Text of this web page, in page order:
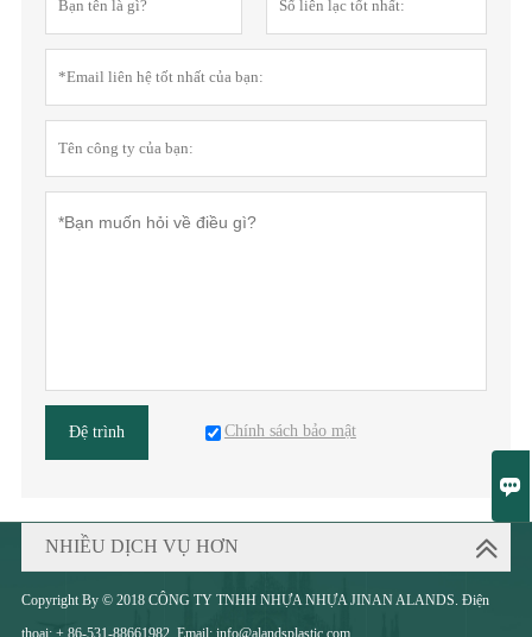

Đệ trình Chính sách bảo mật
NHIỀU DỊCH VỤ HƠN
Copyright By © 2018 CÔNG TY TNHH NHỰA NHỰA JINAN ALANDS. Điện
thoại: + 86-531-88661982. Email: info@alandsplastic.com.